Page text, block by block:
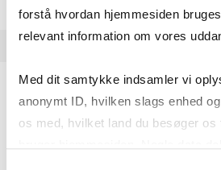
forstå hvordan hjemmesiden
relevant information om vores
Med dit samtykke indsamler vi
anonymt ID, hvilken slags enhed
os med, hvilket land du besøger os
HA(psyk.) - erhvervs­økonomi